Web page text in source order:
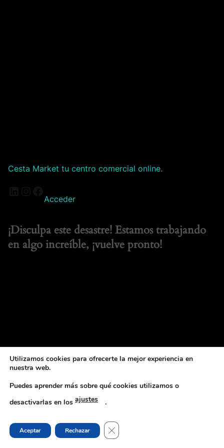
Cesta Market tu centro comercial online.
Acceder
¡Disculpa este desastre! Estamos trabajando
en algo increíble, ¡vuelve pronto!
Utilizamos cookies para ofrecerte la mejor experiencia en
nuestra web.
Puedes aprender más sobre qué cookies utilizamos o
desactivarlas en los ajustes .
Aceptar Rechazar CERRAR EL BANNER DE